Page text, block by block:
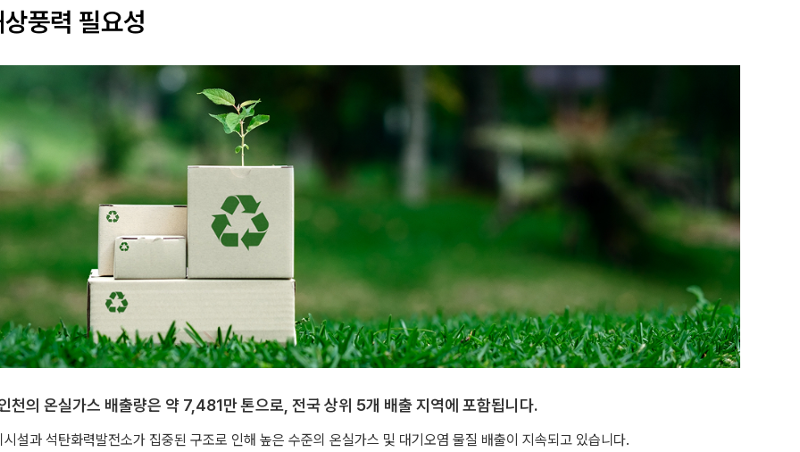
풍력 필요성
천의 온실가스 배출량은 약 7,481만 톤으로, 전국 상위 5개 배출 지역에 포함됩니다.
설과 석탄화력발전소가 집중된 구조로 인해 높은 수준의 온실가스 및 대기오염 물질 배출이 지속되고 있습니다.